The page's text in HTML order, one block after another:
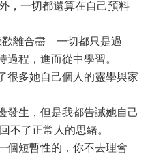
，一切都還算在自己預料
離合盡 一切都只是過
程，進而從中學習。
很多她自己個人的靈學與家
發生，但是我都告誡她自己
不了正常人的思緒。
個短暫性的，你不去理會